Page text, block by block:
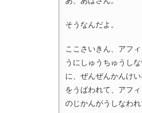
そうなんだよ。
ここさいきん、アフ
うにしゅうちゅうし
に、ぜんぜんかんけ
をうばわれて、アフ
のじかんがうしなわれ